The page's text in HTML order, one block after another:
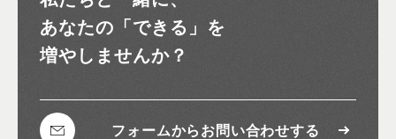
あなたの 「できる」を
増やしませんか？
フォームから お問い合わせする